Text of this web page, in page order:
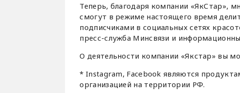
Теперь, благодаря компании «ЯкСтар»,
смогут в режиме настоящего время
подписчиками в социальных сетях
пресс-служба Минсвязи и
О деятельности компании «Якстар» вы
* Instagram, Facebook являются
организацией на территории РФ.